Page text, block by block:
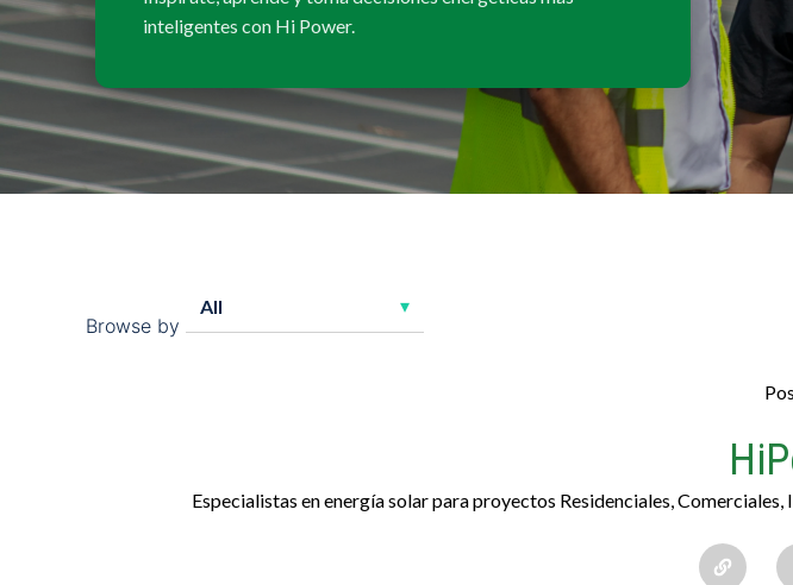
inteligentes con Hi Power.
Browse by
Especialistas en energía solar para proyectos Residenciales,